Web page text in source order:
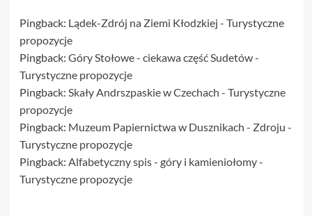
Pingback: Lądek-Zdrój na Ziemi Kłodzkiej - Turystyczne
propozycje
Pingback: Góry Stołowe - ciekawa część Sudetów -
Turystyczne propozycje
Pingback: Skały Andrszpaskie w Czechach - Turystyczne
propozycje
Pingback: Muzeum Papiernictwa w Dusznikach - Zdroju -
Turystyczne propozycje
Pingback: Alfabetyczny spis - góry i kamieniołomy -
Turystyczne propozycje